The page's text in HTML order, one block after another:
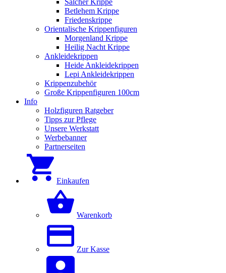
Salcher Krippe
Betlehem Krippe
Friedenskrippe
Orientalische Krippenfiguren
Morgenland Krippe
Heilig Nacht Krippe
Ankleidekrippen
Heide Ankleidekrippen
Lepi Ankleidekrippen
Krippenzubehör
Große Krippenfiguren 100cm
Info
Holzfiguren Ratgeber
Tipps zur Pflege
Unsere Werkstatt
Werbebanner
Partnerseiten
Einkaufen
Warenkorb
Zur Kasse